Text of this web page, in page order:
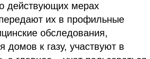
действующих мерах
их в профильные
обследования,
домов к газу, участвуют в